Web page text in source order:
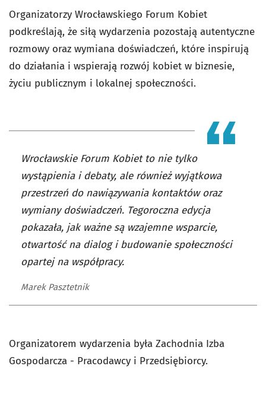
Organizatorzy Wrocławskiego Forum Kobiet
podkreślają, że siłą wydarzenia pozostają autentyczne
rozmowy oraz wymiana doświadczeń, które inspirują
do działania i wspierają rozwój kobiet w biznesie,
życiu publicznym i lokalnej społeczności.
Wrocławskie Forum Kobiet to nie tylko
wystąpienia i debaty, ale również wyjątkowa
przestrzeń do nawiązywania kontaktów oraz
wymiany doświadczeń. Tegoroczna edycja
pokazała, jak ważne są wzajemne wsparcie,
otwartość na dialog i budowanie społeczności
opartej na współpracy.
Marek Pasztetnik
Organizatorem wydarzenia była Zachodnia Izba
Gospodarcza - Pracodawcy i Przedsiębiorcy.